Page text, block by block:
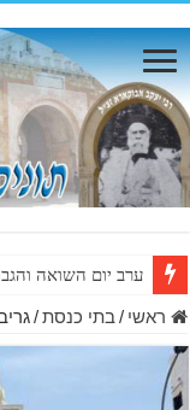
ערב יום השואה
ראשי / בתי כנסת/